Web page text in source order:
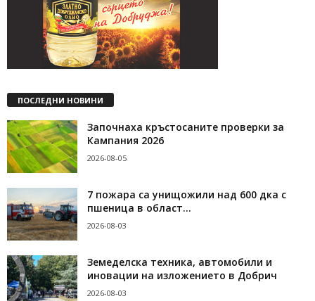
ПОСЛЕДНИ НОВИНИ
Започнаха кръстосаните проверки за
Кампания 2026
2026-08-05
7 пожара са унищожили над 600 дка с
пшеница в област...
2026-08-03
Земеделска техника, автомобили и
иновации на изложението в Добрич
2026-08-03